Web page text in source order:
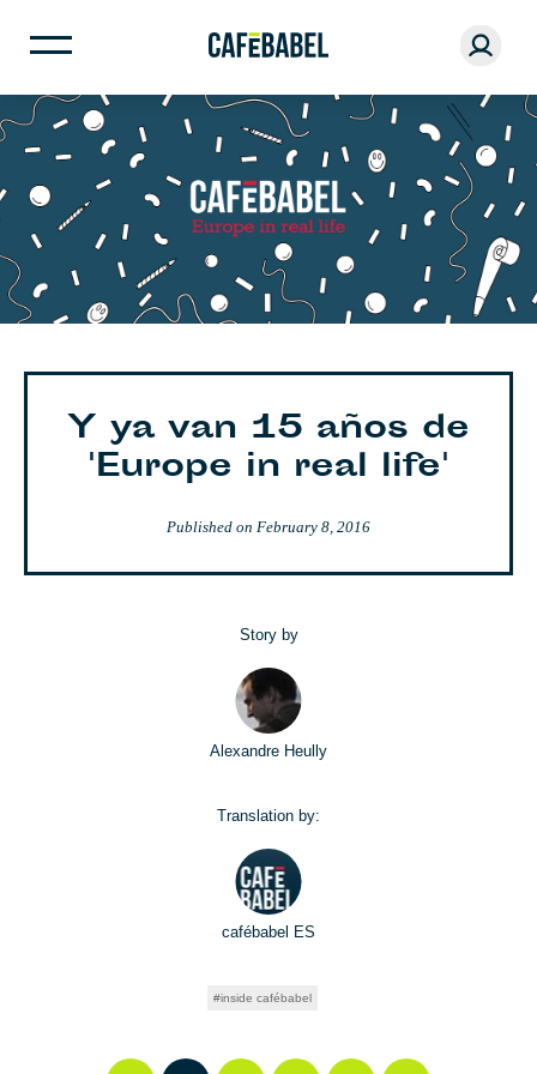
Y ya van 15 años de
'Europe in real life'
Published on February 8, 2016
Story by
Alexandre Heully
Translation by:
cafébabel ES
inside cafébabel